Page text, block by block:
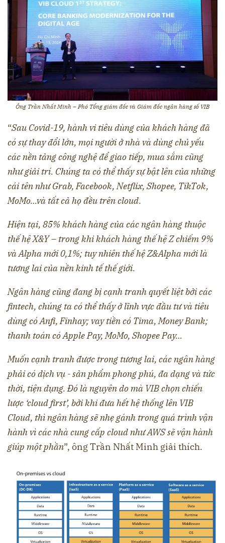
Ông Trần Nhất Minh – Phó Tổng giám đốc và Giám đốc ngân hàng số VIB
“Sau Covid-19, hành vi tiêu dùng của khách hàng đã
có sự thay đổi lớn, mọi người ở nhà và dùng chủ yếu
các nền tảng công nghệ để giao tiếp, mua sắm cũng
như giải trí. Chúng ta có thể thấy sự bật lên của những
cái tên như Grab, Facebook, Netflix, Shopee, TikTok,
MoMo…và tất cả họ đều trên cloud.
Hiện tại, 85% khách hàng của các ngân hàng thuộc
thế hệ X&Y – trong khi khách hàng thế hệ Z chiếm 9%
và Alpha mới 0,1%; tuy nhiên thế hệ Z&Alpha mới là
tương lai của nền kinh tế thế giới.
Ngân hàng cũng đang bị cạnh tranh quyết liệt bởi các
fintech, chúng ta có thể thấy ở lĩnh vực đầu tư và tiêu
dùng có Anfi, Finhay; vay tiền có Tima, Money Bank;
thanh toán có Apple Pay, MoMo, Shopee Pay…
Muốn cạnh tranh được trong tương lai, các ngân hàng
phải có dịch vụ - sản phẩm phong phú, đa dạng và tức
thời, tiện dụng. Đó là nguyên do mà VIB chọn chiến
lược ‘cloud first’, bởi khi đưa hết hệ thống lên VIB
Cloud, thì ngân hàng sẽ nhẹ gánh trong quá trình vận
hành vì các nhà cung cấp cloud như AWS sẽ vận hành
giúp một phần”, ông Trần Nhất Minh giải thích.